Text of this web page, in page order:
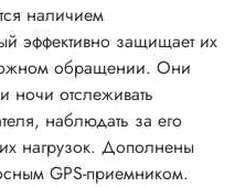
наличием
эффективно защищает их
обращении. Они
ночи отслеживать
наблюдать за его
нагрузок. Дополнены
GPS-приемником.